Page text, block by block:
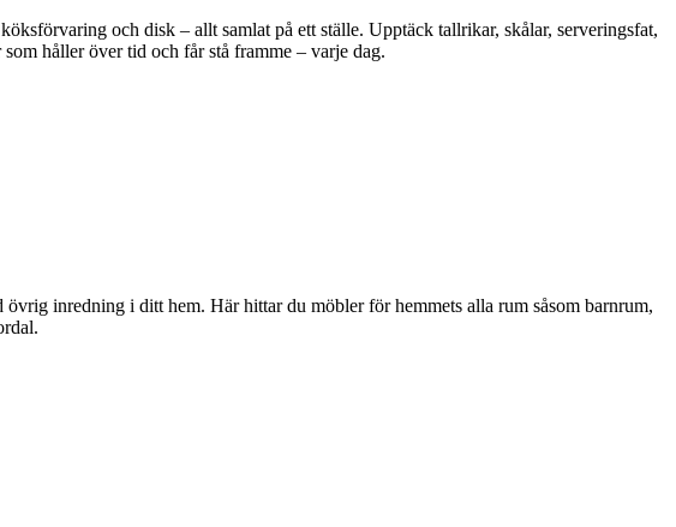
och disk – allt samlat på ett ställe. Upptäck tallrikar, skålar, serveringsfat,
håller över tid och får stå framme – varje dag.
inredning i ditt hem. Här hittar du möbler för hemmets alla rum såsom barnrum,